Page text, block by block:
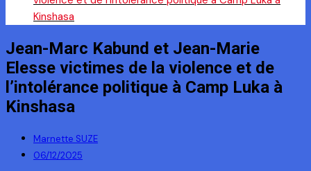
Kinshasa
Jean-Marc Kabund et Jean-Marie
Elesse victimes de la violence et de
l’intolérance politique à Camp Luka à
Kinshasa
Marnette SUZE
06/12/2025